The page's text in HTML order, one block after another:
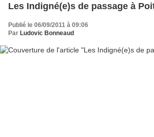
Les Indigné(e)s de passage à
Publié le 06/09/2011 à 09:06
Par Ludovic Bonneaud